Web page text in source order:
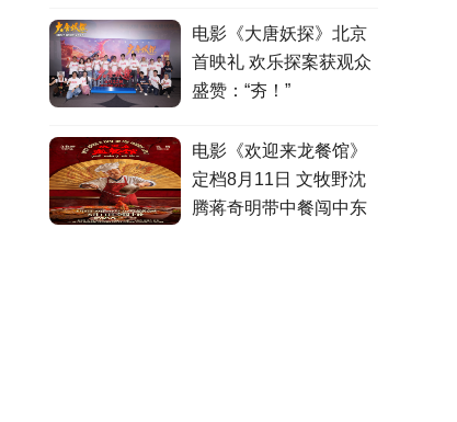
电影《大唐妖探》北京
首映礼 欢乐探案获观众
盛赞：“夯！”
电影《欢迎来龙餐馆》
定档8月11日 文牧野沈
腾蒋奇明带中餐闯中东